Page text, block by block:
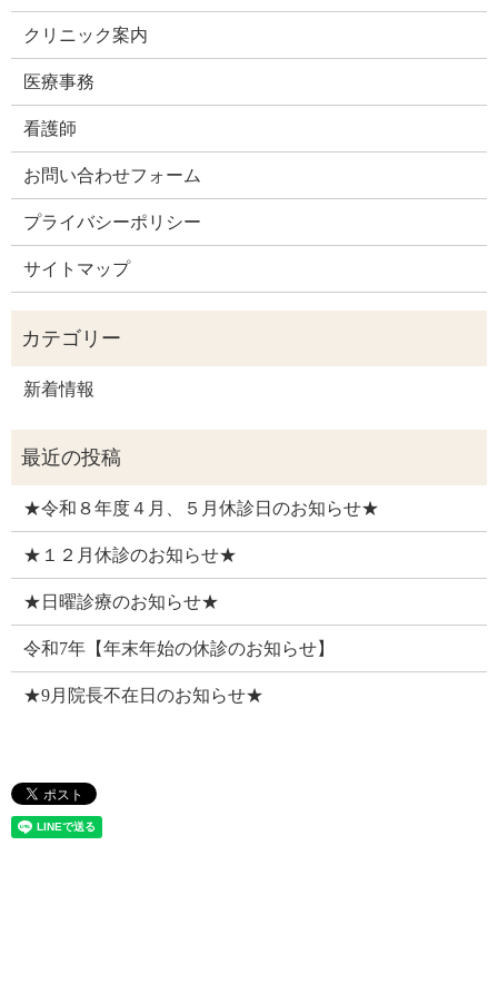
クリニック案内
医療事務
看護師
お問い合わせフォーム
プライバシーポリシー
サイトマップ
新着情報
★令和８年度４月、５月休診日のお知らせ★
★１２月休診のお知らせ★
★日曜診療のお知らせ★
令和7年【年末年始の休診のお知らせ】
★9月院長不在日のお知らせ★